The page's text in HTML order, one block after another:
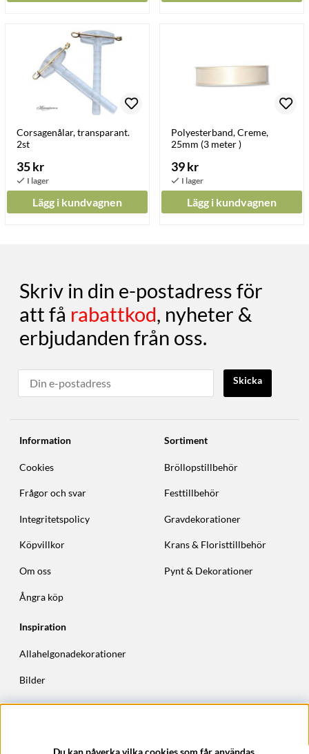
Corsagenålar, transparant.
2st
35 kr
Lägg i kundvagnen
Polyesterband, Creme,
25mm (3 meter )
39 kr
Lägg i kundvagnen
Skriv in din e-postadress för
att få rabattkod, nyheter &
erbjudanden från oss.
Skicka
Information
Cookies
Frågor och svar
Integritetspolicy
Köpvillkor
Om oss
Ångra köp
Sortiment
Bröllopstillbehör
Festtillbehör
Gravdekorationer
Krans & Floristtillbehör
Pynt & Dekorationer
Inspiration
Allahelgonadekorationer
Bilder
Höstkransar
Du kan påverka vilka cookies som får användas.